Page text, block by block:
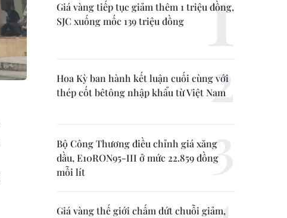
Giá vàng tiếp tục giảm thêm 1 triệu đồng,
SJC xuống mốc 139 triệu đồng
Hoa Kỳ ban hành kết luận cuối cùng với
thép cốt bêtông nhập khẩu từ Việt Nam
Bộ Công Thương điều chỉnh giá xăng
dầu, E10RON95-III ở mức 22.859 đồng
mỗi lít
Giá vàng thế giới chấm dứt chuỗi giảm,